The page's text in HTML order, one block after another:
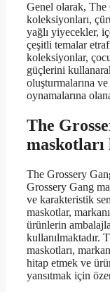
Genel olarak, The
koleksiyonları,
yağlı yiyecekler,
çeşitli temalar
koleksiyonlar,
güçlerini
oluşturmalarına
oynamalarına
The
The Grossery
Grossery Gang
ve karakteristik
maskotlar,
ürünlerin
kullanılmaktadır.
maskotları,
hitap etmek ve
yansıtmak için